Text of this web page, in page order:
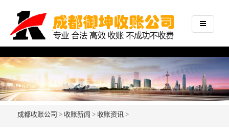
成都收账公司 > 收账新闻 > 收账资讯>